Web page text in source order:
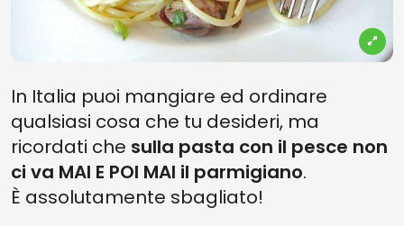
In Italia puoi mangiare ed ordinare
qualsiasi cosa che tu desideri, ma
ricordati che sulla pasta con il pesce non
ci va MAI E POI MAI il parmigiano.
È assolutamente sbagliato!